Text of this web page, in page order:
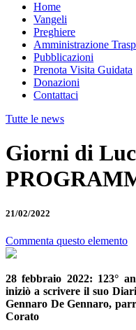
Home
Vangeli
Preghiere
Amministrazione
Pubblicazioni
Prenota Visita Guidata
Donazioni
Contattaci
Tutte le news
Giorni di
21/02/2022
Commenta questo elemento
28 febbraio 2022: 123°
iniziò a scrivere il suo
Gennaro De Gennaro,
Corato